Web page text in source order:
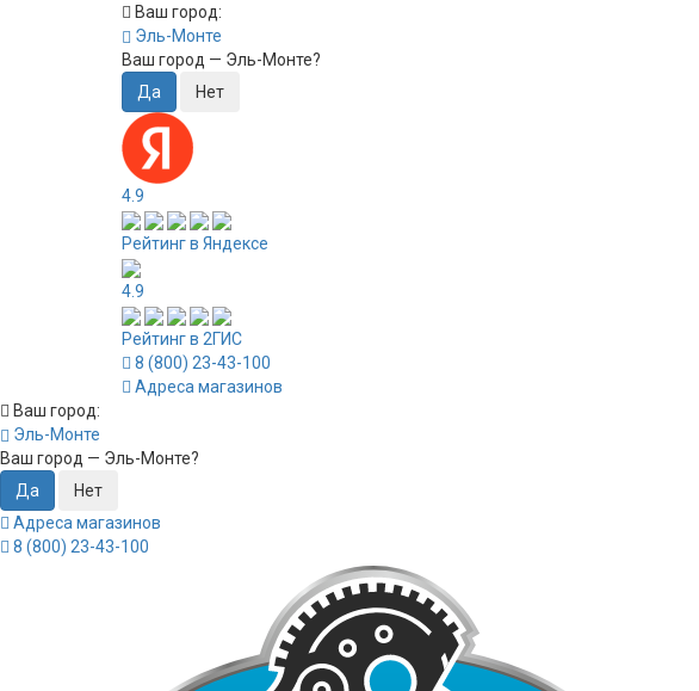
Ваш город:
Эль-Монте
Ваш город — Эль-Монте?
4.9
Рейтинг в Яндексе
4.9
Рейтинг в 2ГИС
8 (800) 23-43-100
Адреса магазинов
Ваш город:
Эль-Монте
Ваш город — Эль-Монте?
Адреса магазинов
8 (800) 23-43-100